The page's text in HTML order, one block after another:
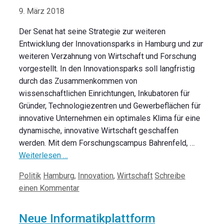
9. März 2018
Der Senat hat seine Strategie zur weiteren
Entwicklung der Innovationsparks in Hamburg und zur
weiteren Verzahnung von Wirtschaft und Forschung
vorgestellt. In den Innovationsparks soll langfristig
durch das Zusammenkommen von
wissenschaftlichen Einrichtungen, Inkubatoren für
Gründer, Technologiezentren und Gewerbeflächen für
innovative Unternehmen ein optimales Klima für eine
dynamische, innovative Wirtschaft geschaffen
werden. Mit dem Forschungscampus Bahrenfeld, …
Weiterlesen …
Kategorien
Politik Schlagwörter
Hamburg, Innovation, Wirtschaft Schreibe
einen Kommentar
Neue Informatikplattform